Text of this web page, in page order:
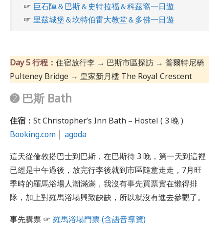
☞ 巨石陣＆巴斯＆史特拉福＆科茲窩一日遊
☞ 里茲城堡＆坎特伯雷大教堂＆多佛一日遊
Day 5 行程： 住宿放行李 → 巴斯市區探訪 → 普爾特尼橋
Pulteney Bridge → 皇家新月樓 The Royal Crescent
➋ 巴斯 Bath
住宿： St Christopher’s Inn Bath – Hostel ( 3 晚 )
Booking.com
agoda
這天從倫敦搭巴士到巴斯，在巴斯待 3 晚，第一天到這裡
已經是中午過後，放完行李後就到市區隨意走走，7月旺
季時的羅馬浴場人潮滿滿，我沒有事先買票實在懶得排
隊，加上對羅馬浴場興致缺缺，所以就沒有進去參觀了。
事先購票 ☞ 羅馬浴場門票 (含語音導覽)